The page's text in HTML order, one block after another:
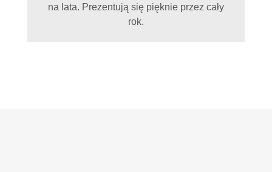
na lata. Prezentują się pięknie przez cały
rok.